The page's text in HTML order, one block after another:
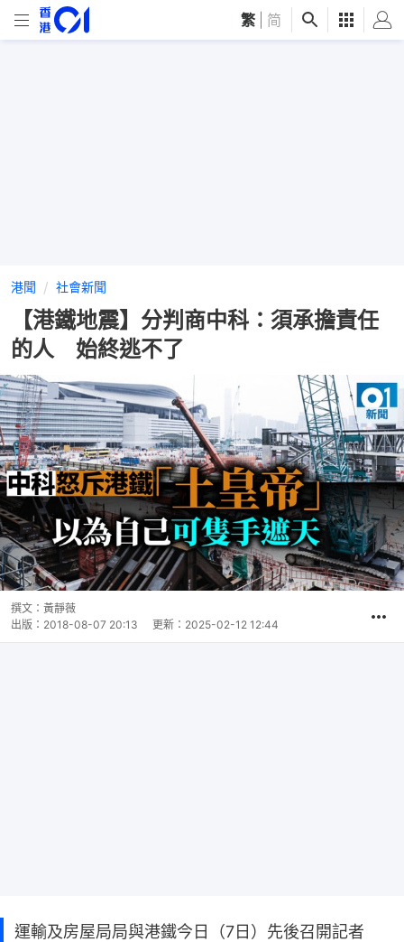
繁 简
港聞 社會新聞
【港鐵地震】分判商中科：須承擔責任
的人 始終逃不了
撰文： 黃靜薇
出版： 2018-08-07 20:13 更新： 2025-02-12 12:44
運輸及房屋局局與港鐵今日（7日）先後召開記者